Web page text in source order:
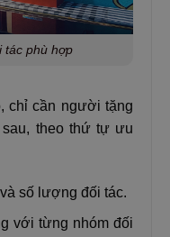
tác phù hợp
chỉ cần người tặng
theo thứ tự ưu
số lượng đối tác.
với từng nhóm đối